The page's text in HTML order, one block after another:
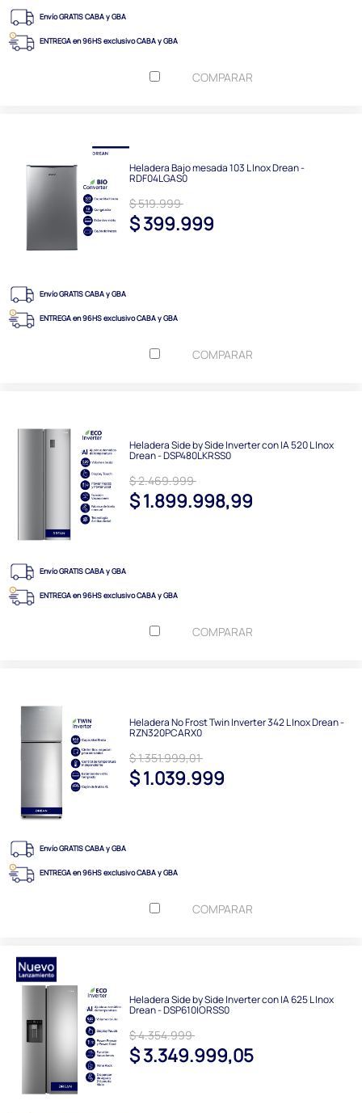
Envío GRATIS CABA y GBA
ENTREGA en 96HS exclusivo CABA y GBA
COMPARAR
Heladera Bajo mesada 103 L Inox Drean -
RDF04LGAS0
$ 519.999
$ 399.999
Envío GRATIS CABA y GBA
ENTREGA en 96HS exclusivo CABA y GBA
COMPARAR
Heladera Side by Side Inverter con IA 520 L Inox
Drean - DSP480LKRSS0
$ 2.469.999
$ 1.899.998,99
Envío GRATIS CABA y GBA
ENTREGA en 96HS exclusivo CABA y GBA
COMPARAR
Heladera No Frost Twin Inverter 342 L Inox Drean -
RZN320PCARX0
$ 1.351.999,01
$ 1.039.999
Envío GRATIS CABA y GBA
ENTREGA en 96HS exclusivo CABA y GBA
COMPARAR
Heladera Side by Side Inverter con IA 625 L Inox
Drean - DSP610IORSS0
$ 4.354.999
$ 3.349.999,05